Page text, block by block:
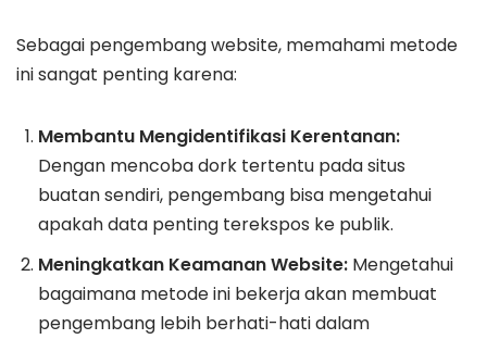
Sebagai pengembang website, memahami metode
ini sangat penting karena:
Membantu Mengidentifikasi Kerentanan:
Dengan mencoba dork tertentu pada situs
buatan sendiri, pengembang bisa mengetahui
apakah data penting terekspos ke publik.
Meningkatkan Keamanan Website: Mengetahui
bagaimana metode ini bekerja akan membuat
pengembang lebih berhati-hati dalam